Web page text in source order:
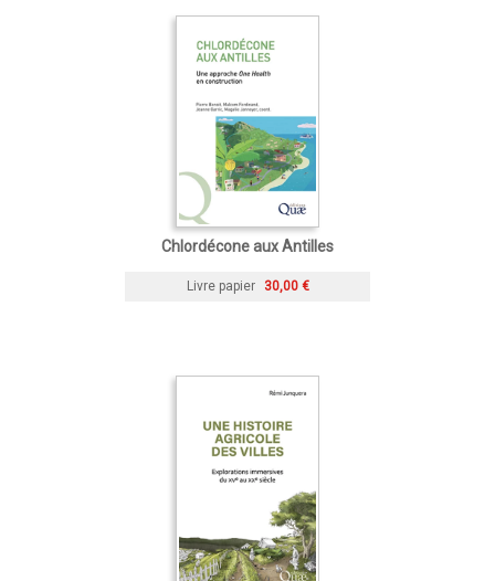
Chlordécone aux Antilles
Livre papier 30,00 €